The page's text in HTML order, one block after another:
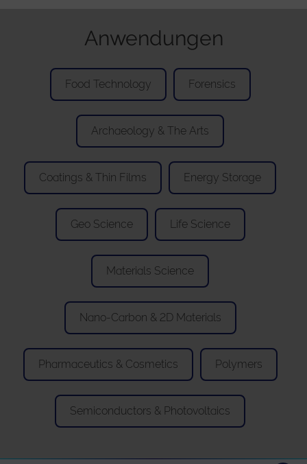
Anwendungen
Food Technology Forensics
Archaeology & The Arts
Coatings & Thin Films Energy Storage
Geo Science Life Science
Materials Science
Nano-Carbon & 2D Materials
Pharmaceutics & Cosmetics Polymers
Semiconductors & Photovoltaics